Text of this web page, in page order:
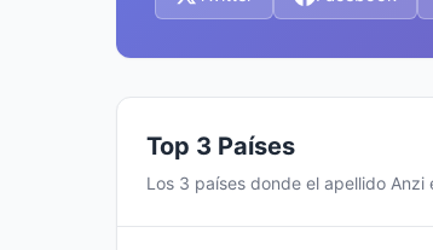
Top 3 Países
Los 3 países donde el apellido Anzi